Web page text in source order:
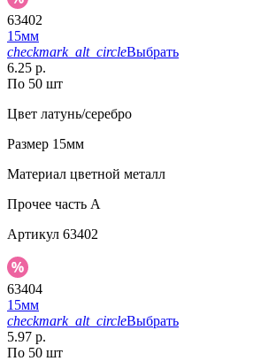
63402
15мм
checkmark_alt_circleВыбрать
6.25 р.
По 50 шт
Цвет латунь/серебро
Размер 15мм
Материал цветной металл
Прочее часть A
Артикул 63402
63404
15мм
checkmark_alt_circleВыбрать
5.97 р.
По 50 шт